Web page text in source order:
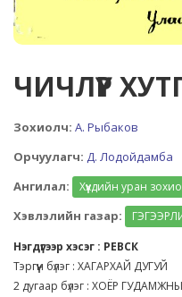
ЧИЧЛҮҮР
Зохиолч: А. Рыбаков
Орчуулагч: Д. Лодойдамба
Ангилал:
Хүүхдийн уран
Хэвлэлийн газар:
Нэгдүгээр хэсэг : РЕВСК
Тэргүүн бүлэг : ХАГАРХАЙ ДУГУЙ
2 дугаар бүлэг : ХОЁР